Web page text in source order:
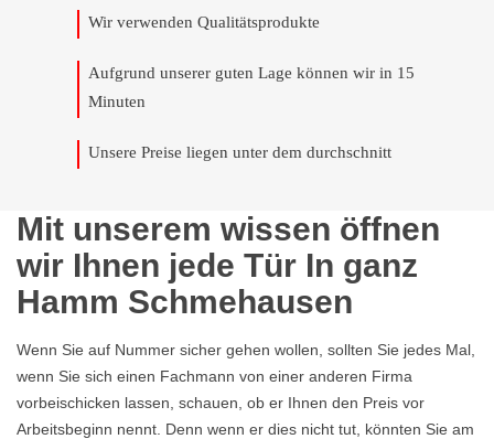
Wir verwenden Qualitätsprodukte
Aufgrund unserer guten Lage können wir in 15
Minuten
Unsere Preise liegen unter dem durchschnitt
Mit unserem wissen öffnen
wir Ihnen jede Tür In ganz
Hamm Schmehausen
Wenn Sie auf Nummer sicher gehen wollen, sollten Sie jedes Mal,
wenn Sie sich einen Fachmann von einer anderen Firma
vorbeischicken lassen, schauen, ob er Ihnen den Preis vor
Arbeitsbeginn nennt. Denn wenn er dies nicht tut, könnten Sie am